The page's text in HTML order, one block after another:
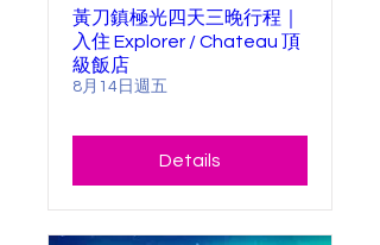
黃刀鎮極光四天三晚行程｜
入住 Explorer / Chateau 頂
級飯店
8月14日週五
Details